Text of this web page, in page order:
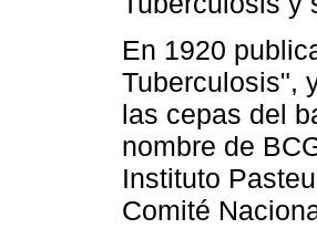
En 1920
Tuberculosis",
las cepas del
nombre de
Instituto
Comité